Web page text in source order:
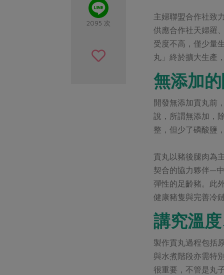
2095 次
主婦聯盟合作社致
供應合作社天婦羅
受度不高，僅少量
丸」終於擴大生產
無添加
開發無添加貢丸前
說，所謂無添加，
整，但少了磷酸鹽
貢丸以豬後腿肉為
契合的協力夥伴—
彈性的足齡豬。此
健康豬隻與完善冷
講究溫
製作貢丸過程包括
與水煮階段亦需特
很重要，不管是丸